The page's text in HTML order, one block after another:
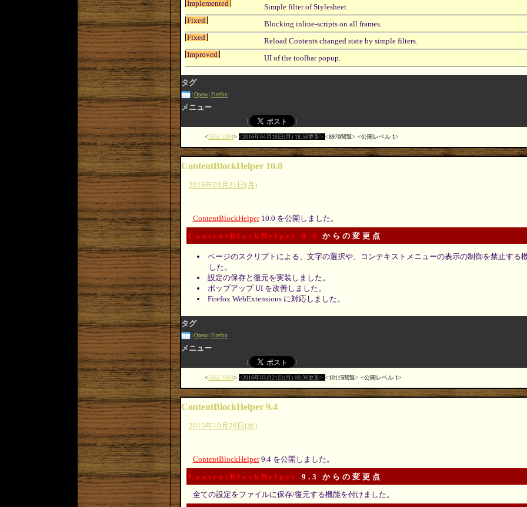
Implemented
Simple filter of Stylesheet.
Fixed
Blocking inline-scripts on all frames.
Fixed
Reload Contents changed state by simple filters.
Improved
UI of the toolbar popup.
タグ
Opera Firefox
メニュー
日記:3394 2016年04月18日(月) 18:58更新 8970閲覧 公開レベル 1
ContentBlockHelper 10.0
2016年03月21日(月)
ContentBlockHelper10.0 を公開しました。
ContentBlockHelper 9.4 からの変更点
ページのスクリプトによる、文字の選択や、コンテキストメニューの表示の制御を禁止する
した。
設定の保存と復元を実装しました。
ポップアップ UI を改善しました。
Firefox WebExtensions に対応しました。
タグ
Opera Firefox
メニュー
日記:3393 2016年03月21日(月) 00:36更新 10115閲覧 公開レベル 1
ContentBlockHelper 9.4
2015年10月28日(水)
ContentBlockHelper9.4 を公開しました。
ContentBlockHelper 9.3 からの変更点
全ての設定をファイルに保存/復元する機能を付けました。